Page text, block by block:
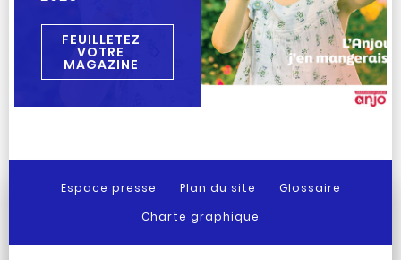
FEUILLETEZ
VOTRE
MAGAZINE
Espace presse Plan du site
Glossaire
Charte graphique